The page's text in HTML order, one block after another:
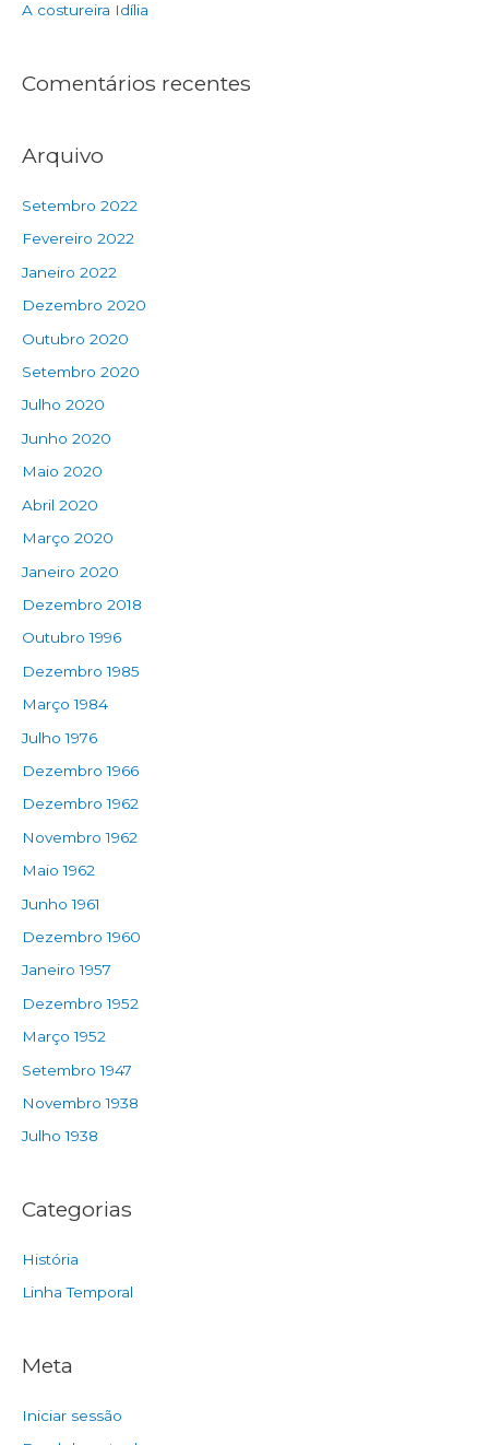
A costureira Idília
Comentários recentes
Arquivo
Setembro 2022
Fevereiro 2022
Janeiro 2022
Dezembro 2020
Outubro 2020
Setembro 2020
Julho 2020
Junho 2020
Maio 2020
Abril 2020
Março 2020
Janeiro 2020
Dezembro 2018
Outubro 1996
Dezembro 1985
Março 1984
Julho 1976
Dezembro 1966
Dezembro 1962
Novembro 1962
Maio 1962
Junho 1961
Dezembro 1960
Janeiro 1957
Dezembro 1952
Março 1952
Setembro 1947
Novembro 1938
Julho 1938
Categorias
História
Linha Temporal
Meta
Iniciar sessão